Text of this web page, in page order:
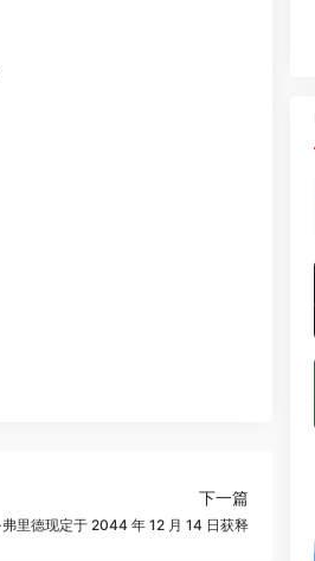
下一篇
弗里德现定于 2044 年 12 月 14 日获释